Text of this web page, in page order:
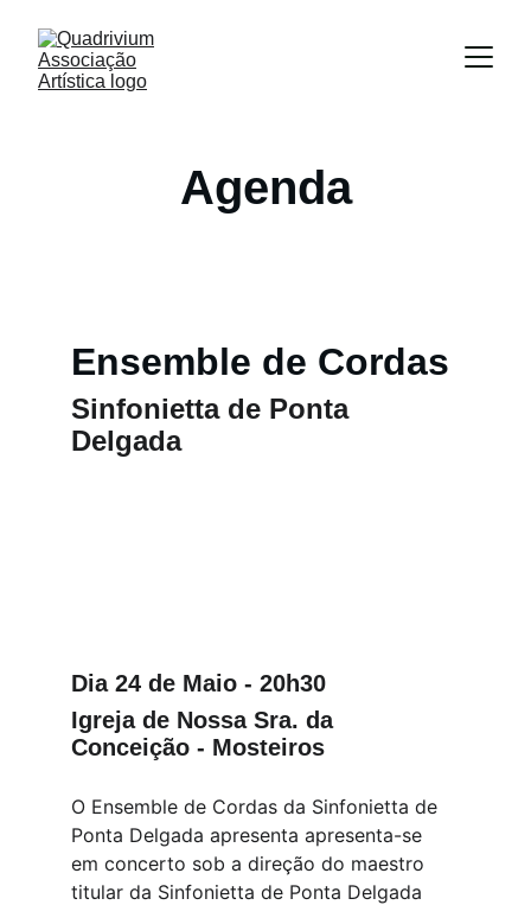
Agenda
Dia 24 de Maio - 20h30
Igreja de Nossa Sra. da
Conceição - Mosteiros
O Ensemble de Cordas da Sinfonietta de
Ponta Delgada apresenta apresenta-se
em concerto sob a direção do maestro
titular da Sinfonietta de Ponta Delgada
Ensemble de Cordas
Sinfonietta de Ponta
Delgada